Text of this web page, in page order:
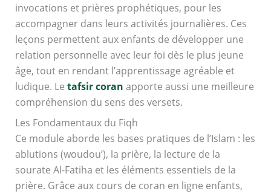
invocations et prières prophétiques, pour les
accompagner dans leurs activités journalières. Ces
leçons permettent aux enfants de développer une
relation personnelle avec leur foi dès le plus jeune
âge, tout en rendant l’apprentissage agréable et
ludique. Le tafsir coran apporte aussi une meilleure
compréhension du sens des versets.
Les Fondamentaux du Fiqh
Ce module aborde les bases pratiques de l’Islam : les
ablutions (woudou’), la prière, la lecture de la
sourate Al-Fatiha et les éléments essentiels de la
prière. Grâce aux cours de coran en ligne enfants,